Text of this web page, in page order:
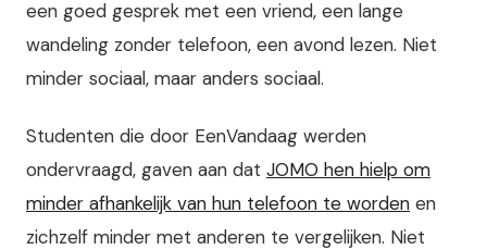
een goed gesprek met een vriend, een lange
wandeling zonder telefoon, een avond lezen. Niet
minder sociaal, maar anders sociaal.
Studenten die door EenVandaag werden
ondervraagd, gaven aan dat JOMO hen hielp om
minder afhankelijk van hun telefoon te worden en
zichzelf minder met anderen te vergelijken. Niet